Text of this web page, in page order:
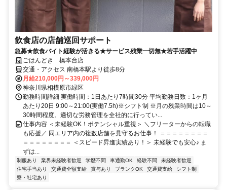
飲食店の店舗巡回サポート
急募★飲食バイト経験が活きる★サービス残業一切無★若手活躍中
ごはんどき 橋本台店
交通・アクセス 南橋本駅より徒歩8分
月給210,000円～339,000円
神奈川県相模原市緑区
勤務時間詳細 実働時間：1日あたり7時間30分 平均勤務日数：1ヶ月
あたり20日 9:00～21:00(実働7.5h)※シフト制 ※月の残業時間は10～
30時間程度。適切な労務管理を全社的に行ってい...
仕事内容 ＜未経験OK！ポテンシャル重視＞ ＼フリーターからの転職
も応援／ 同エリア内の複数店舗を見守るお仕事！ ＝＝＝＝＝＝＝＝
＝＝＝＝＝＝＝＝ ＜スピード昇進実績あり！＞ 未経験でも安心♪ ま
ずは...
制服あり 業界未経験者歓迎 学歴不問 車通勤OK 経験不問
未経験者歓迎
住宅手当あり
交通費全額支給 賞与あり ブランクOK 交通費支給
シフト制
寮・社宅あり